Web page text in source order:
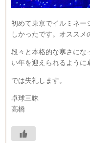
初めて東京でイルミネー
しかったです。オススメ
段々と本格的な寒さにな
い年を迎えられるよう
では失礼します。
卓球三昧
高橋